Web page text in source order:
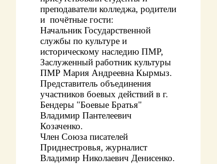
преподаватели колледжа, родители
и почётные гости:
Начальник Государственной
службы по культуре и
историческому наследию ПМР,
Заслуженный работник культуры
ПМР Мария Андреевна Кырмыз.
Представитель объединения
участников боевых действий в г.
Бендеры "Боевые Братья"
Владимир Пантелеевич
Козаченко.
Член Союза писателей
Приднестровья, журналист
Владимир Николаевич Денисенко.